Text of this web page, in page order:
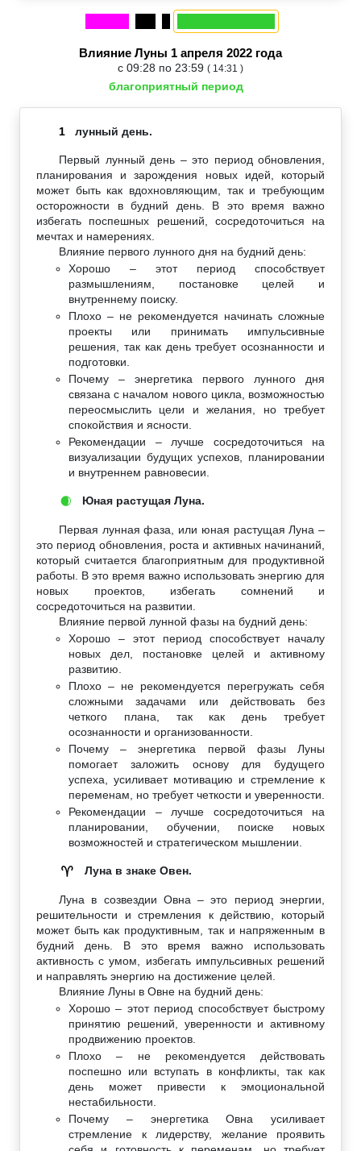
Влияние Луны 1 апреля 2022 года
с 09:28 по 23:59 ( 14:31 )
благоприятный период
1 лунный день.
Первый лунный день – это период обновления,
планирования и зарождения новых идей, который
может быть как вдохновляющим, так и требующим
осторожности в будний день. В это время важно
избегать поспешных решений, сосредоточиться на
мечтах и намерениях.
Влияние первого лунного дня на будний день:
Хорошо – этот период способствует
размышлениям, постановке целей и
внутреннему поиску.
Плохо – не рекомендуется начинать сложные
проекты или принимать импульсивные
решения, так как день требует осознанности и
подготовки.
Почему – энергетика первого лунного дня
связана с началом нового цикла, возможностью
переосмыслить цели и желания, но требует
спокойствия и ясности.
Рекомендации – лучше сосредоточиться на
визуализации будущих успехов, планировании
и внутреннем равновесии.
🌒 Юная растущая Луна.
Первая лунная фаза, или юная растущая Луна –
это период обновления, роста и активных начинаний,
который считается благоприятным для продуктивной
работы. В это время важно использовать энергию для
новых проектов, избегать сомнений и
сосредоточиться на развитии.
Влияние первой лунной фазы на будний день:
Хорошо – этот период способствует началу
новых дел, постановке целей и активному
развитию.
Плохо – не рекомендуется перегружать себя
сложными задачами или действовать без
четкого плана, так как день требует
осознанности и организованности.
Почему – энергетика первой фазы Луны
помогает заложить основу для будущего
успеха, усиливает мотивацию и стремление к
переменам, но требует четкости и уверенности.
Рекомендации – лучше сосредоточиться на
планировании, обучении, поиске новых
возможностей и стратегическом мышлении.
♈ Луна в знаке Овен.
Луна в созвездии Овна – это период энергии,
решительности и стремления к действию, который
может быть как продуктивным, так и напряженным в
будний день. В это время важно использовать
активность с умом, избегать импульсивных решений
и направлять энергию на достижение целей.
Влияние Луны в Овне на будний день:
Хорошо – этот период способствует быстрому
принятию решений, уверенности и активному
продвижению проектов.
Плохо – не рекомендуется действовать
поспешно или вступать в конфликты, так как
день может привести к эмоциональной
нестабильности.
Почему – энергетика Овна усиливает
стремление к лидерству, желание проявить